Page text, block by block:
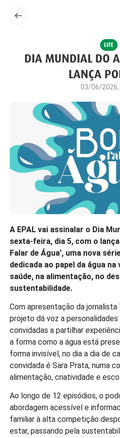
LIFE
DIA MUNDIAL DO
LANÇA
03/06/2026,
A EPAL vai assinalar o Dia
sexta-feira, dia 5, com o
Falar de Água’, uma nova
dedicada ao papel da água na
saúde, na alimentação, no
sustentabilidade.
Com apresentação da jornalista
projeto dá voz a
convidadas a partilhar
a forma como a água está
forma invisível, no dia a dia de
convidada é Sara Prata, numa
alimentação, criatividade e
Ao longo de 12 episódios, o
abordagem acessível e
familiar à alta competição
estar, passando pela